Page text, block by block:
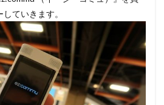
ていきます。